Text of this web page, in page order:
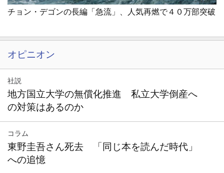
チョン・デゴンの長編「急流」、人気再燃で４０万部突破
オピニオン
社説
地方国立大学の無償化推進 私立大学倒産へ
の対策はあるのか
コラム
東野圭吾さん死去 「同じ本を読んだ時代」
への追憶